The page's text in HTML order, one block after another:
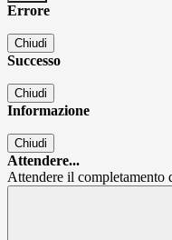
Errore
Chiudi
Successo
Chiudi
Informazione
Chiudi
Attendere...
Attendere il completamento